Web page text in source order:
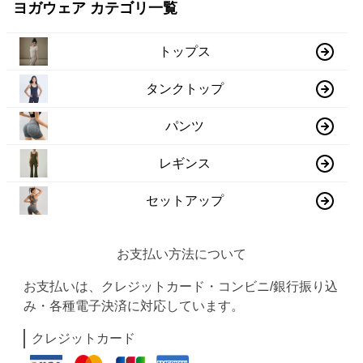
ヨガウェア カテゴリ一覧
トップス
タンクトップ
パンツ
レギンス
セットアップ
お支払い方法について
お支払いは、クレジットカード・コンビニ/銀行振り込
み・各種電子決済に対応しています。
クレジットカード